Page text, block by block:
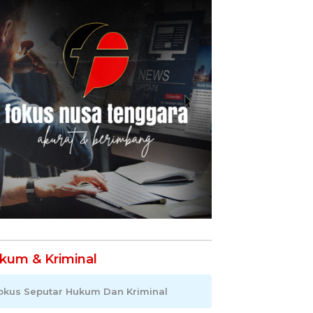
& Kriminal
Seputar Hukum Dan Kriminal